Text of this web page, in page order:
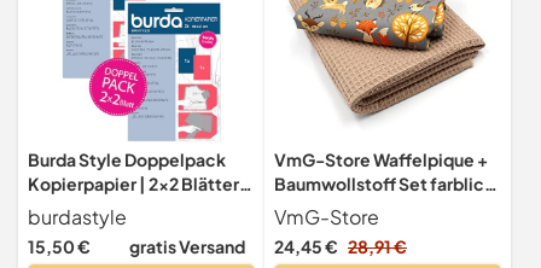
Burda Style Doppelpack
Kopierpapier | 2x2 Blätter
83 x 57 cm - Blau/Rot
burdastyle
15,50 € gratis Versand
VmG-Store Waffelpique +
Baumwollstoff Set farblich
abgestimmt Waffel Stoff
100% Baumwollstoff Tex
Standard 100 (Waldtiere
VmG-Store
24,45 € 28,91 €